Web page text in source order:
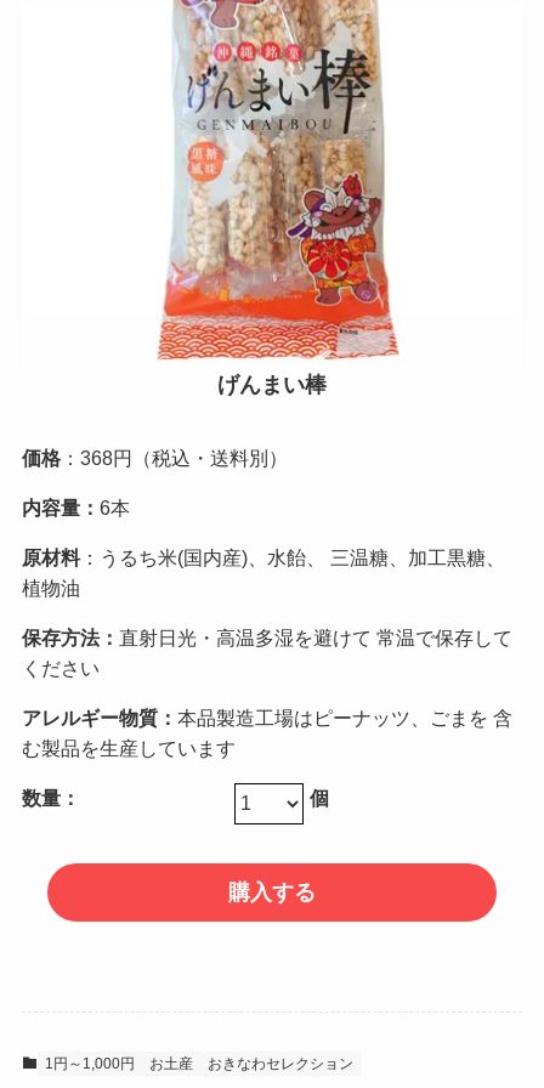
げんまい棒
価格：368円（税込・送料別）
内容量： 6本
原材料：うるち米(国内産)、水飴、 三温糖、加工黒糖、
植物油
保存方法： 直射日光・高温多湿を避けて 常温で保存して
ください
アレルギー物質： 本品製造工場はピーナッツ、ごまを 含
む製品を生産しています
数量： 個
1円～1,000円 お土産 おきなわセレクション